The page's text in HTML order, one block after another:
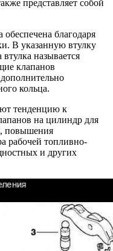
представляет собой
благодаря
В указанную втулку
втулка называется
клапанов
кольца.
тенденцию к
на цилиндр для
повышения
рабочей топливно-
и других